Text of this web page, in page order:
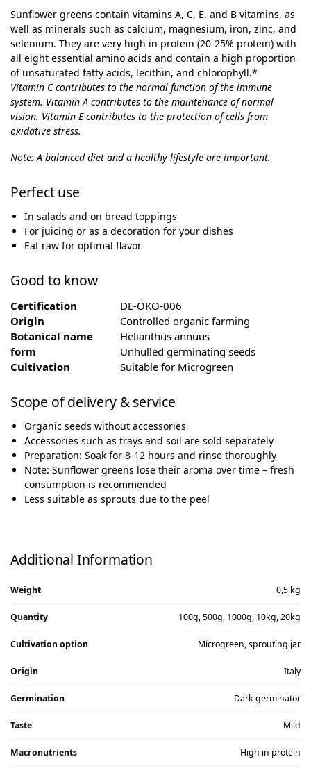
Sunflower greens contain vitamins A, C, E, and B vitamins, as
well as minerals such as calcium, magnesium, iron, zinc, and
selenium. They are very high in protein (20-25% protein) with
all eight essential amino acids and contain a high proportion
of unsaturated fatty acids, lecithin, and chlorophyll.*
Vitamin C contributes to the normal function of the immune
system. Vitamin A contributes to the maintenance of normal
vision. Vitamin E contributes to the protection of cells from
oxidative stress.
Note: A balanced diet and a healthy lifestyle are important.
Perfect use
In salads and on bread toppings
For juicing or as a decoration for your dishes
Eat raw for optimal flavor
Good to know
Certification
DE-ÖKO-006
Origin
Controlled organic farming
Botanical name
Helianthus annuus
form
Unhulled germinating seeds
Cultivation
Suitable for Microgreen
Scope of delivery & service
Organic seeds without accessories
Accessories such as trays and soil are sold separately
Preparation: Soak for 8-12 hours and rinse thoroughly
Note: Sunflower greens lose their aroma over time – fresh
consumption is recommended
Less suitable as sprouts due to the peel
Additional Information
Weight 0,5 kg
Quantity 100g, 500g, 1000g, 10kg, 20kg
Cultivation option Microgreen, sprouting jar
Origin Italy
Germination Dark germinator
Taste Mild
Macronutrients High in protein